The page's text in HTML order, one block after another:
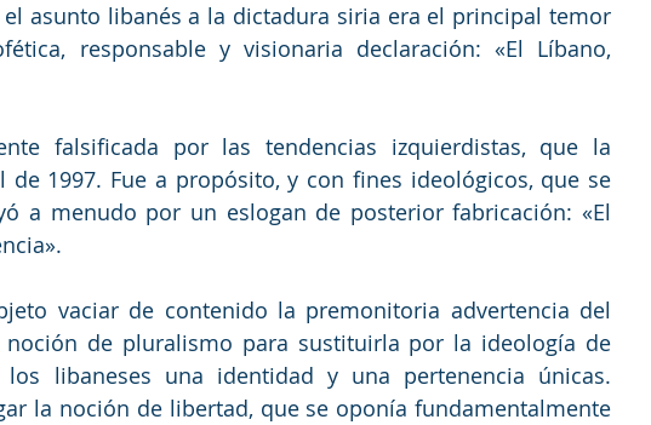
el asunto libanés a la dictadura siria era el principal temor
responsable y visionaria declaración: «El Líbano,
falsificada por las tendencias izquierdistas, que la
1997. Fue a propósito, y con fines ideológicos, que se
a menudo por un eslogan de posterior fabricación: «El
vaciar de contenido la premonitoria advertencia del
de pluralismo para sustituirla por la ideología de
libaneses una identidad y una pertenencia únicas.
la noción de libertad, que se oponía fundamentalmente